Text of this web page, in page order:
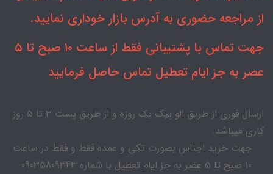
از مراجعه حضوری به آدرس بازار خوداری نمایید.
جهت تماس با پشتیبانی فقط از ساعت ۱۰ صبح تا ۵
عصر به جز ایام تعطیل تماس حاصل فرمایید
ارسال فوری از طریق الو پیک یک روزه و از طریق پست ۳ تا ۵ روز
کاری میباشد.
جهت خرید اجناس بصورت تکی و عمده فقط و فقط در ساعت
۱۰ صبح تا ۵ عصر به جز ایام تعطیل با شماره 09035809343